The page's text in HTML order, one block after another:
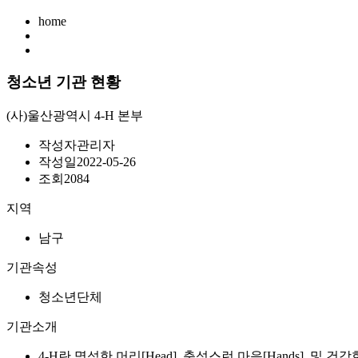
home
청소년 기관 현황
(사)울산광역시 4-H 본부
작성자관리자
작성일2022-05-26
조회 2084
지역
남구
기관속성
청소년단체
기관소개